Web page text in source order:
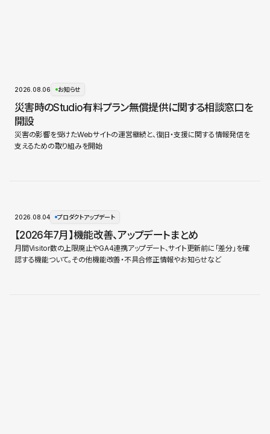
2026.08.06 お知らせ
災害時のStudio有料プラン無償提供に関する相談窓口を
開設
災害の影響を受けたWebサイトの運営継続と、復旧・支援に関する情報発信を
支えるための取り組みを開始
2026.08.04 プロダクトアップデート
【2026年7月】機能改善、アップデートまとめ
月間Visitor数の上限廃止やGA4連携アップデート、サイト更新前に「差分」を確
認する機能ついて。その他機能改善・不具合修正情報やお知らせなど